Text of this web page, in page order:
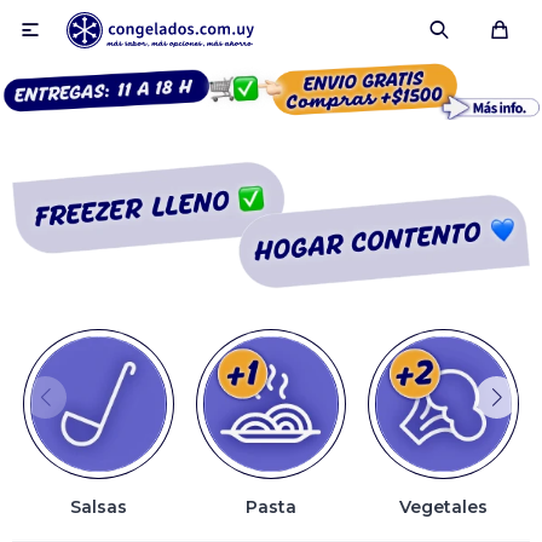

Salsas Pasta Vegetales
Smoothies
Fruta congelada
Pulpas
Pizzas